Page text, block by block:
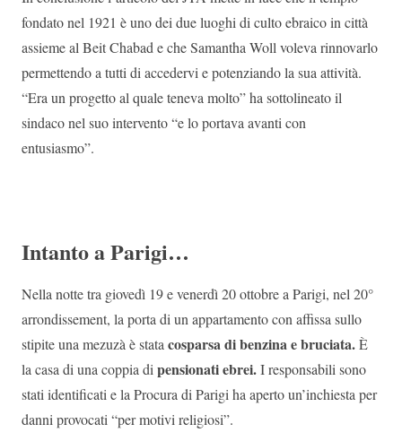
fondato nel 1921 è uno dei due luoghi di culto ebraico in città
assieme al Beit Chabad e che Samantha Woll voleva rinnovarlo
permettendo a tutti di accedervi e potenziando la sua attività.
“Era un progetto al quale teneva molto” ha sottolineato il
sindaco nel suo intervento “e lo portava avanti con
entusiasmo”.
Intanto a Parigi…
Nella notte tra giovedì 19 e venerdì 20 ottobre a Parigi, nel 20°
arrondissement, la porta di un appartamento con affissa sullo
stipite una mezuzà è stata cosparsa di benzina e bruciata.È
la casa di una coppia di pensionati ebrei.I responsabili sono
stati identificati e la Procura di Parigi ha aperto un’inchiesta per
danni provocati “per motivi religiosi”.